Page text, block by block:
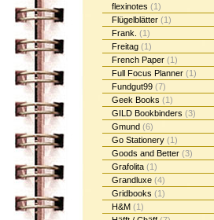
flexinotes (1)
Flügelblätter (1)
Frank. (1)
Freitag (1)
French Paper (1)
Full Focus Planner (1)
Fundgut99 (7)
Geek Books (1)
GILD Bookbinders (3)
Gmund (6)
Go Stationery (1)
Goods and Better (3)
Grafolita (1)
Grandluxe (4)
Gridbooks (1)
H&M (1)